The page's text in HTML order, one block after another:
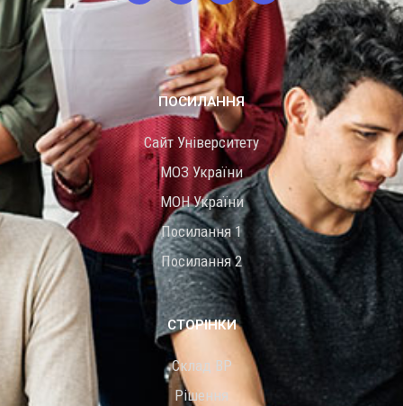
ПОСИЛАННЯ
Сайт Університету
МОЗ України
МОН України
Посилання 1
Посилання 2
СТОРІНКИ
Склад ВР
Рішення